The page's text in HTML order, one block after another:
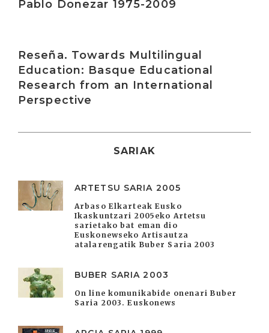
Pablo Donezar 1975-2009
Reseña. Towards Multilingual
Education: Basque Educational
Research from an International
Perspective
SARIAK
ARTETSU SARIA 2005
Arbaso Elkarteak Eusko
Ikaskuntzari 2005eko Artetsu
sarietako bat eman dio
Euskonewseko Artisautza
atalarengatik Buber Saria 2003
BUBER SARIA 2003
On line komunikabide onenari Buber
Saria 2003. Euskonews